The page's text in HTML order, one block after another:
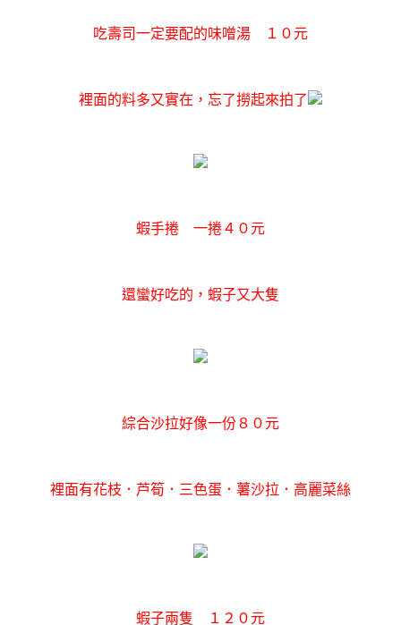
吃壽司一定要配的味噌湯 １０元
裡面的料多又實在，忘了撈起來拍了
蝦手捲 一捲４０元
還蠻好吃的，蝦子又大隻
綜合沙拉好像一份８０元
裡面有花枝．芦筍．三色蛋．薯沙拉．高麗菜絲
蝦子兩隻 １２０元